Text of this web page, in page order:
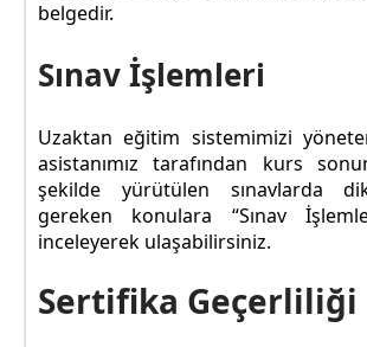
belgedir.
Sınav İşlemleri
Uzaktan eğitim sistemimizi
asistanımız tarafından kurs
şekilde yürütülen sınavlarda
gereken konulara “Sınav
inceleyerek ulaşabilirsiniz.
Sertifika Geçerliliği